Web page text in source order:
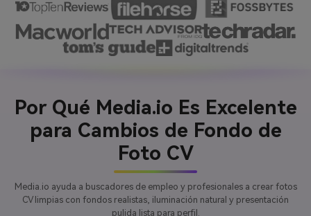
Por Qué Media.io Es Excelente
para Cambios de Fondo de
Foto CV
Media.io ayuda a buscadores de empleo y profesionales a crear fotos
CV limpias con fondos realistas, iluminación natural y presentación
pulida lista para perfil.